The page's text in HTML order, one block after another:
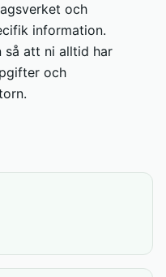
och
information.
så att ni alltid har
och